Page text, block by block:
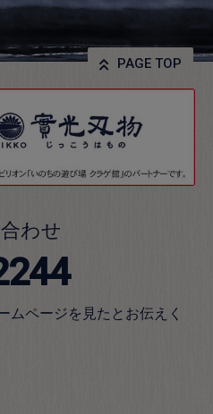
PAGE TOP
わせ
ムページを見たとお伝えく